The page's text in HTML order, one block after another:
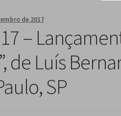
de 2017
–
de Luís
SP